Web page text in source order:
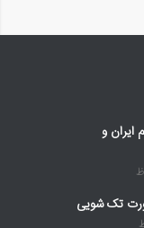
و
تک شویی